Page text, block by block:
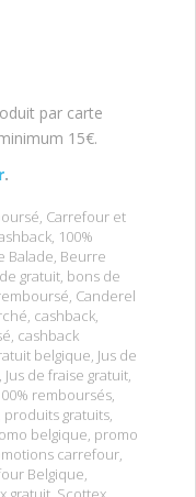
par carte
15€.
.
, Carrefour et
, 100%
Balade, Beurre
gratuit, bons de
, Canderel
, cashback,
, cashback
belgique, Jus de
, Jus de fraise gratuit,
remboursés,
produits gratuits,
belgique, promo
carrefour,
Belgique,